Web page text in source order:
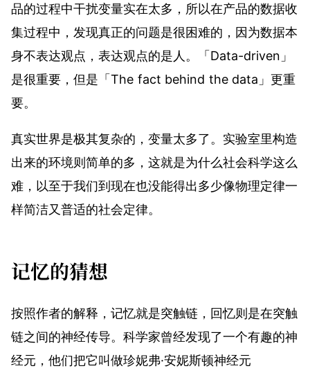
品的过程中干扰变量实在太多，所以在产品的数据收
集过程中，发现真正的问题是很困难的，因为数据本
身不表达观点，表达观点的是人。「Data-driven」
是很重要，但是「The fact behind the data」更重
要。
真实世界是极其复杂的，变量太多了。实验室里构造
出来的环境则简单的多，这就是为什么社会科学这么
难，以至于我们到现在也没能得出多少像物理定律一
样简洁又普适的社会定律。
记忆的猜想
按照作者的解释，记忆就是突触链，回忆则是在突触
链之间的神经传导。科学家曾经发现了一个有趣的神
经元，他们把它叫做珍妮弗·安妮斯顿神经元